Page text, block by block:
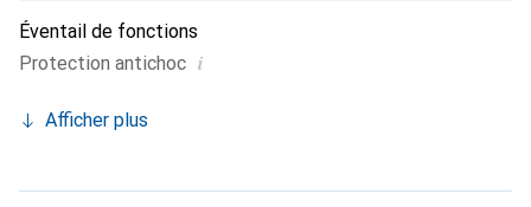
Éventail de fonctions
Protection antichoc i
Afficher plus